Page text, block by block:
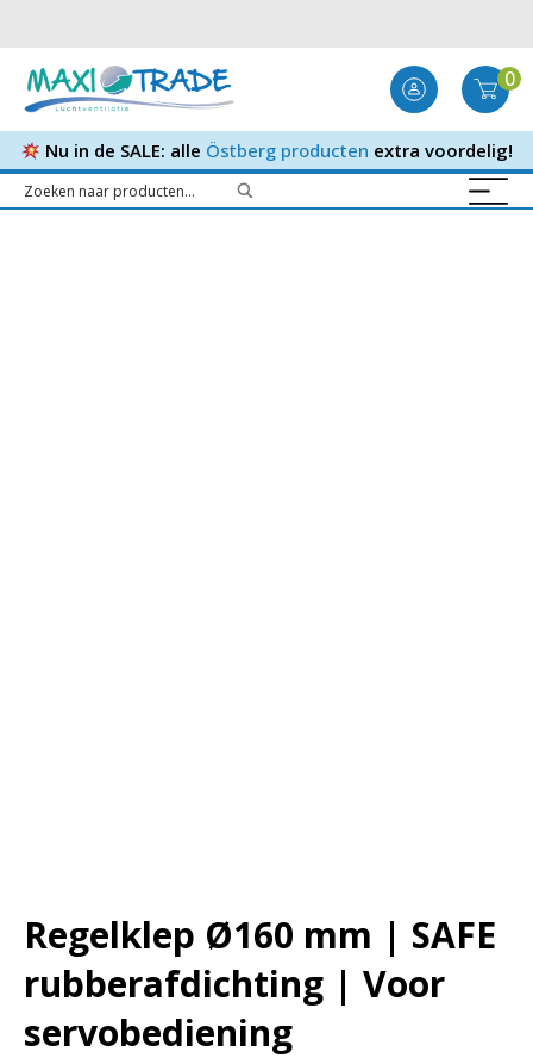
0
Nu in de SALE: alle Östberg producten extra voordelig!
Regelklep Ø160 mm | SAFE
rubberafdichting | Voor
servobediening